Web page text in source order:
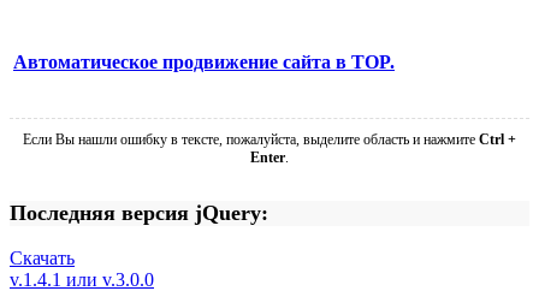
Автоматическое продвижение сайта в TOP.
Если Вы нашли ошибку в тексте, пожалуйста, выделите область и нажмите Ctrl +
Enter
Последняя версия jQuery:
Скачать
v.1.4.1 или v.3.0.0